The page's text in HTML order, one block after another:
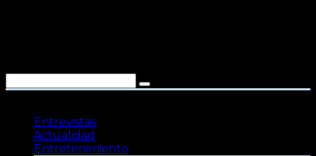
Entrevistas
Actualidad
Entretenimiento